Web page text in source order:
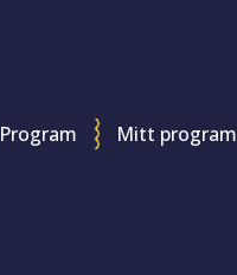
Program Mitt program